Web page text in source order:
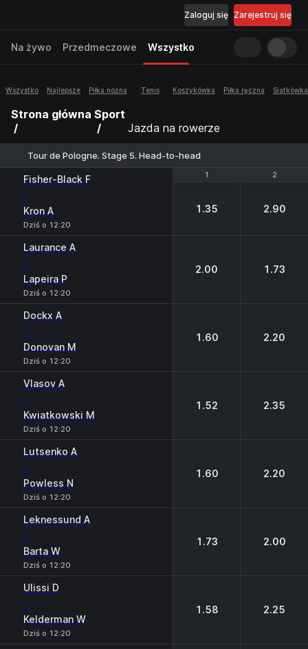
Zarejestruj się
Zaloguj się
Na żywo Przedmeczowe Wszystko
Wszystko Najlepsze Piłka nożna Tenis Koszykówka Piłka ręczna Siatkówka
Strona główna Sport
Jazda na rowerze
Tour de Pologne. Stage 5. Head-to-head
1 2
Fisher-Black F
-
Kron A
Dziś o 12:20
1 2
1.35 2.90
Laurance A
-
Lapeira P
Dziś o 12:20
2.00 1.73
Dockx A
-
Donovan M
Dziś o 12:20
1.60 2.20
Vlasov A
-
Kwiatkowski M
Dziś o 12:20
1.52 2.35
Lutsenko A
-
Powless N
Dziś o 12:20
1.60 2.20
Leknessund A
-
Barta W
Dziś o 12:20
1.73 2.00
Ulissi D
-
Kelderman W
Dziś o 12:20
1.58 2.25